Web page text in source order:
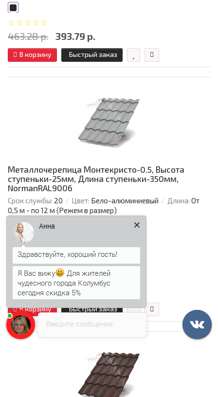
463.28 р. 393.79 р.
В корзину Быстрый заказ
Металлочерепица Монтекристо-0.5, Высота
ступеньки-25мм, Длина ступеньки-350мм,
NormanRAL9006
Срок службы: 20 Цвет: Бело-алюминиевый Длина: От
0,5 м - по 12 м (Режем в размер)
Толщина металла, мм:
0.5
Цвет:
411.76 р.
В корзину Быстрый заказ
Введите сообщение
Анна
Здравствуйте, хороший гость!
Я Вас вижу
Для жителей
чудесного города Колумбус
сегодня скидка 5%
Аннапечатает...